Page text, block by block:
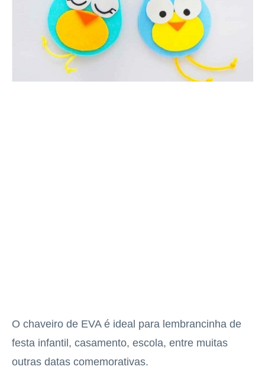
O chaveiro de EVA é ideal para lembrancinha de
festa infantil, casamento, escola, entre muitas
outras datas comemorativas.